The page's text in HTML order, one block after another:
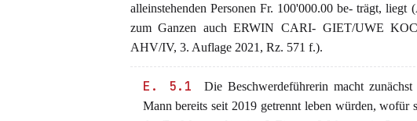
alleinstehenden Personen Fr. 100'000.00 be- trägt,
zum Ganzen auch ERWIN CARI- GIET/UWE
AHV/IV, 3. Auflage 2021, Rz. 571 f.).
E. 5.1
Die Beschwerdeführerin macht
Mann bereits seit 2019 getrennt leben würden, wofür